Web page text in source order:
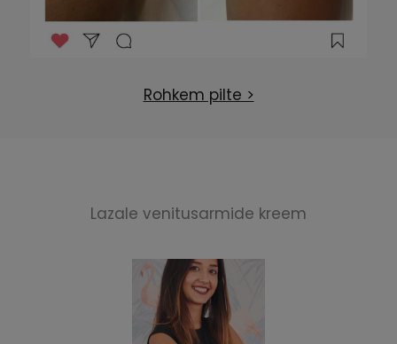
Rohkem pilte >
Lazale venitusarmide kreem